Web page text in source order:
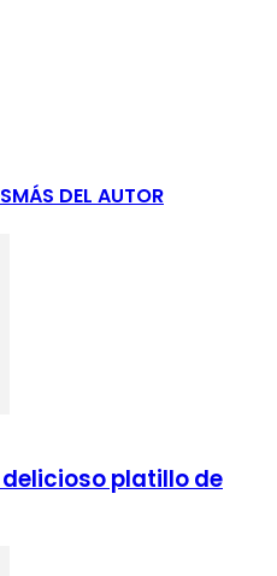
MÁS DEL AUTOR
delicioso platillo de